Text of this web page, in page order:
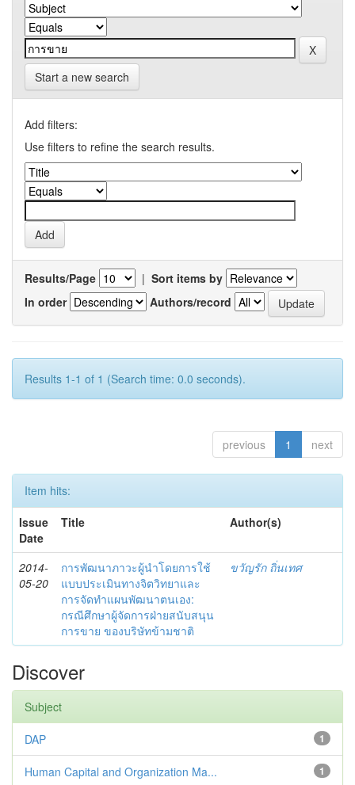
Start a new search
Add filters:
Use filters to refine the search results.
Results/Page | Sort items by
In order
Authors/record
Results 1-1 of 1 (Search time: 0.0 seconds).
previous 1 next
Item hits:
Issue
Date
Title Author(s)
2014-
05-20
การพัฒนาภาวะผู้นำโดยการใช้
แบบประเมินทางจิตวิทยาและ
การจัดทำแผนพัฒนาตนเอง:
กรณีศึกษาผู้จัดการฝ่ายสนับสนุน
การขาย ของบริษัทข้ามชาติ
ขวัญรัก ถิ่นเทศ
Discover
Subject
1
DAP
1
Human Capital and Organization Ma...